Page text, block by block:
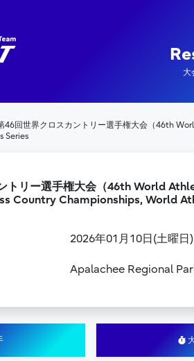
大
46回世界クロスカントリー選手権大会（46th
Series
トリー選手権大会（46th World
Country Championships, World
2026年01月10日(土曜日)
Apalachee Regional